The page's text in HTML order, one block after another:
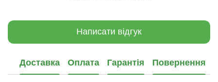
Написати відгук
Доставка Оплата Гарантія Повернення